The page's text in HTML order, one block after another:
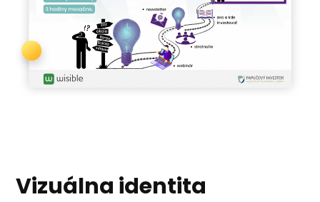
Vizuálna identita